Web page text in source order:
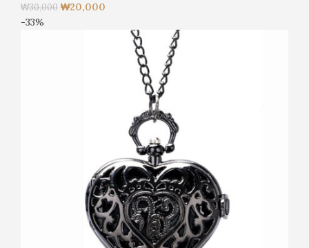
₩30,000 ₩20,000
-33%